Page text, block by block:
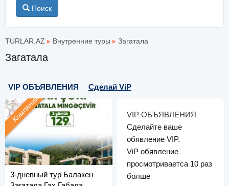
Поиск
TURLAR.AZ ▸ Внутренние туры ▸ Загатала
Загатала
VIP ОБЪЯВЛЕНИЯ Сделай ViP
3-дневный тур Балакен
Компания
VIP ОБЪЯВЛЕНИЯ
Сделайте ваше
обявление VIP.
ViP обявление
просмотриваетса 10 раз
болше